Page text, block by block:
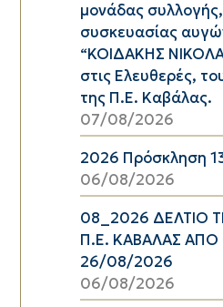
μονάδας
συσκευασίας
“ΚΟΙΔΑΚΗΣ
στις Ελευθερές,
της Π.Ε. Καβάλας.
07/08/2026
2026 Πρόσκληση
06/08/2026
08_2026 ΔΕΛΤΙΟ
Π.Ε. ΚΑΒΑΛΑΣ
26/08/2026
06/08/2026